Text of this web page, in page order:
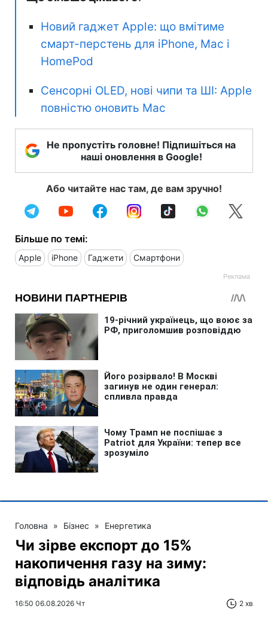
Новий гаджет Apple: що вмітиме
смарт-перстень для iPhone, Mac і
HomePod
Сенсорні OLED, нові чипи та ШІ: Apple
повністю оновить Mac
Не пропустіть головне! Підпишіться на
наші оновлення в Google!
Або читайте нас там, де вам зручно!
Більше по темі:
Apple iPhone Гаджети Смартфони
Головна » Бізнес » Енергетика
Чи зірве експорт до 15%
накопичення газу на зиму:
відповідь аналітика
16:50 06.08.2026 Чт 2 хв